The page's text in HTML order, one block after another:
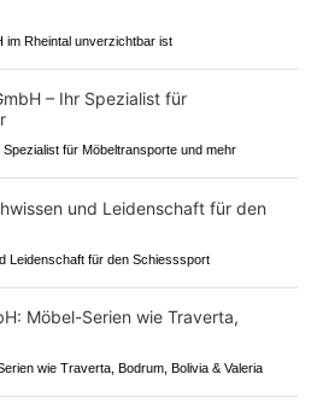
im Rheintal unverzichtbar ist
für Möbeltransporte und mehr
Leidenschaft für den Schiesssport
wie Traverta, Bodrum, Bolivia & Valeria